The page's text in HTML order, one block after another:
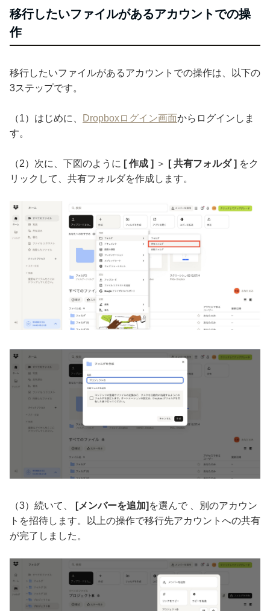
移行したいファイルがあるアカウントでの操
作
移行したいファイルがあるアカウントでの操作は、以下の
3ステップです。
（1）はじめに、 Dropboxログイン画面からログインしま
す。
（2）次に、下図のように [ 作成 ] ＞ [ 共有フォルダ ] をク
リックして、共有フォルダを作成します。
（3）続いて、 [メンバーを追加] を選んで 、別のアカウン
トを招待します。以上の操作で移行先アカウントへの共有
が完了しました。